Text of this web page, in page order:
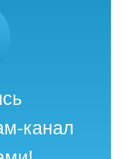
канал